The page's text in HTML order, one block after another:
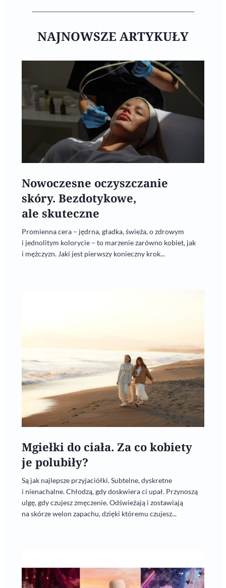
NAJNOWSZE ARTYKUŁY
Nowoczesne oczyszczanie
skóry. Bezdotykowe,
ale skuteczne
Promienna cera – jędrna, gładka, świeża, o zdrowym
i jednolitym kolorycie – to marzenie zarówno kobiet, jak
i mężczyzn. Jaki jest pierwszy konieczny krok...
Mgiełki do ciała. Za co kobiety
je polubiły?
Są jak najlepsze przyjaciółki. Subtelne, dyskretne
i nienachalne. Chłodzą, gdy doskwiera ci upał. Przynoszą
ulgę, gdy czujesz zmęczenie. Odświeżają i zostawiają
na skórze welon zapachu, dzięki któremu czujesz...